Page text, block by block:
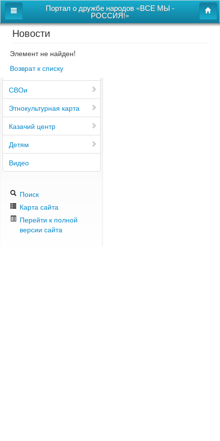
Портал о дружбе народов «ВСЕ МЫ -
РОССИЯ!»
Главная
Дом дружбы народов
Новости
СВОи
Этнокультурная карта
Казачий центр
Детям
Видео
Поиск
Карта сайта
Перейти к полной
версии сайта
Новости
Элемент не найден!
Возврат к списку